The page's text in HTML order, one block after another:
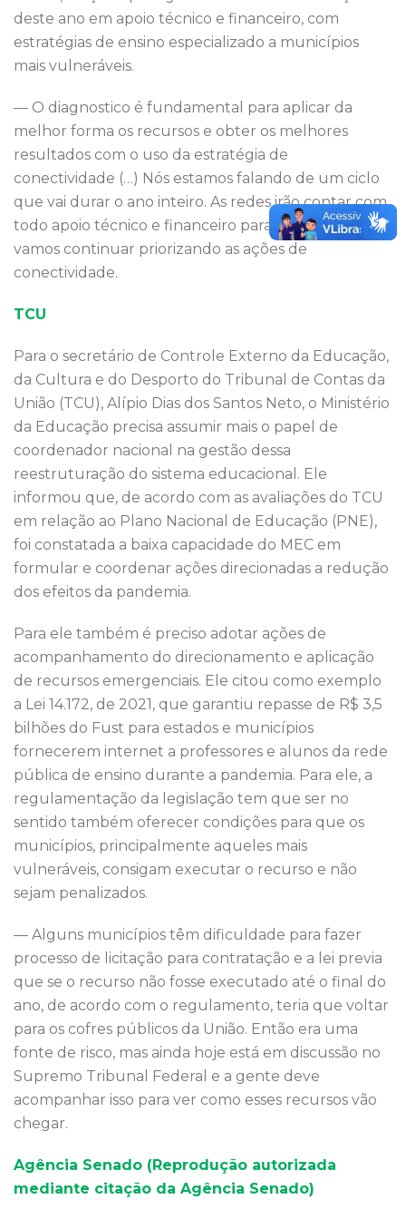
deste ano em apoio técnico e financeiro, com
estratégias de ensino especializado a municípios
mais vulneráveis.
— O diagnostico é fundamental para aplicar da
melhor forma os recursos e obter os melhores
resultados com o uso da estratégia de
conectividade (…) Nós estamos falando de um ciclo
que vai durar o ano inteiro. As redes irão contar com
todo apoio técnico e financeiro para essas ações e
vamos continuar priorizando as ações de
conectividade.
TCU
Para o secretário de Controle Externo da Educação,
da Cultura e do Desporto do Tribunal de Contas da
União (TCU), Alípio Dias dos Santos Neto, o Ministério
da Educação precisa assumir mais o papel de
coordenador nacional na gestão dessa
reestruturação do sistema educacional. Ele
informou que, de acordo com as avaliações do TCU
em relação ao Plano Nacional de Educação (PNE),
foi constatada a baixa capacidade do MEC em
formular e coordenar ações direcionadas a redução
dos efeitos da pandemia.
Para ele também é preciso adotar ações de
acompanhamento do direcionamento e aplicação
de recursos emergenciais. Ele citou como exemplo
a Lei 14.172, de 2021, que garantiu repasse de R$ 3,5
bilhões do Fust para estados e municípios
fornecerem internet a professores e alunos da rede
pública de ensino durante a pandemia. Para ele, a
regulamentação da legislação tem que ser no
sentido também oferecer condições para que os
municípios, principalmente aqueles mais
vulneráveis, consigam executar o recurso e não
sejam penalizados.
— Alguns municípios têm dificuldade para fazer
processo de licitação para contratação e a lei previa
que se o recurso não fosse executado até o final do
ano, de acordo com o regulamento, teria que voltar
para os cofres públicos da União. Então era uma
fonte de risco, mas ainda hoje está em discussão no
Supremo Tribunal Federal e a gente deve
acompanhar isso para ver como esses recursos vão
chegar.
Agência Senado (Reprodução autorizada
mediante citação da Agência Senado)